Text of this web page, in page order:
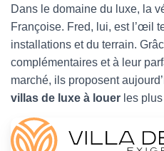
Dans le domaine du luxe, la
Françoise. Fred, lui, est l’œil
installations et du terrain.
complémentaires et à leur
marché, ils proposent
villas de luxe à louer les